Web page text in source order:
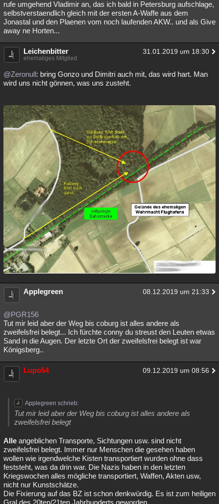
rufe umgehend Vladimir an, das ich bald in Petersburg aufschlage,
selbstverstaendlich gleich mit der ersten A-Waffe aus dem
Jonastal und den Plaenen vom noch laufenden AKW.. und als Give
away ne Horten...
Leichenbitter 31.01.2019 um 18:30
ehemaliges Mitglied
@Zeronull: bring Gonzo und Dimitri auch mit, das wird hart. Man
wird uns nicht gönnen, was uns zusteht.
Applegreen 08.12.2019 um 21:33
@PGR156
Tut mir leid aber der Weg bis coburg ist alles andere als
zweifelsfrei belegt... Ich fürchte conny du streust den Leuten etwas
Sand in die Augen. Der letzte Ort der zweifelsfrei belegt ist war
Königsberg..
Lupo54 09.12.2019 um 08:56
Applegreen schrieb:
Tut mir leid aber der Weg bis coburg ist alles andere als
zweifelsfrei belegt
Alle angeblichen Transporte, Sichtungen usw. sind nicht
zweifelsfrei belegt. Immer nur Menschen die gesehen haben
wollen wie irgendwelche Kisten transportiert wurden ohne dass
feststeht, was da drin war. Die Nazis haben in den letzten
Kriegswochen alles mögliche transportiert, Waffen, Akten usw,
nicht nur Kunstschätze.
Die Fixierung auf das BZ ist schon denkwürdig. Es ist zum heiligen
Gral des 20ten/21ten Jahrhunderts geworden.